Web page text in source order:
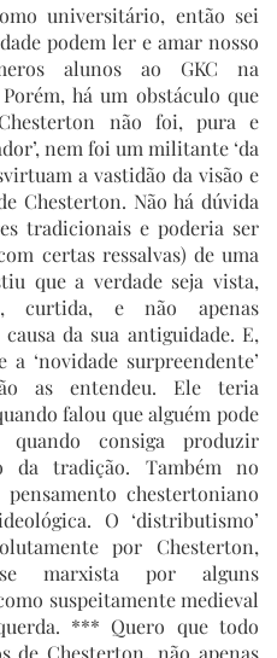
universitário, então sei
podem ler e amar nosso
alunos ao GKC na
há um obstáculo que
não foi, pura e
nem foi um militante ‘da
a vastidão da visão e
Chesterton. Não há dúvida
tradicionais e poderia ser
certas ressalvas) de uma
que a verdade seja vista,
curtida, e não apenas
da sua antiguidade. E,
‘novidade surpreendente’
as entendeu. Ele teria
falou que alguém pode
consiga produzir
da tradição. Também no
chestertoniano
O ‘distributismo’
por Chesterton,
marxista por alguns
suspeitamente medieval
*** Quero que todo
de Chesterton, não apenas